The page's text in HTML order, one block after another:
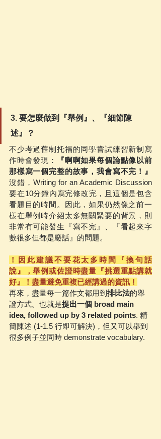
3. 要怎麼做到『舉例』、『細節陳
述』？
不少考過舊制托福的同學嘗試練習新制寫
作時會發現：
『啊啊如果每個論點像以前
那樣寫一個完整的故事，我會寫不完！』
沒錯，Writing for an Academic Discussion
要在10分鐘內寫完修改完，且這個是包含
看題目的時間。因此，如果仍然像之前一
樣在舉例時介紹太多無關緊要的背景，則
非常有可能發生『寫不完』、『看起來字
數很多但都是廢話』的問題。
！因此建議不要花太多時間『換句話
說』，舉例或佐證時盡量『挑選重點講就
好』！盡量避免重複已經講過的資訊！
再來，盡量每一篇作文都用到 排比法的舉
證方式。也就是提出一個 broad main
idea, followed up by 3 related points. 精
簡陳述 (1-1.5 行即可解決)，但又可以舉到
很多例子並同時 demonstrate vocabulary.